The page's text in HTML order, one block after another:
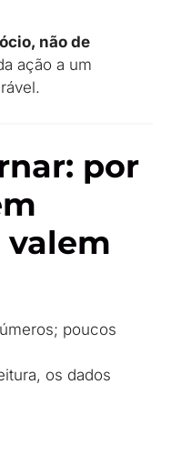
não de
ação a um
por
poucos
os dados